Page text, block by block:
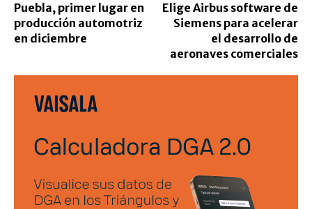
Puebla, primer lugar en
producción automotriz
en diciembre
Elige Airbus software de
Siemens para acelerar
el desarrollo de
aeronaves comerciales